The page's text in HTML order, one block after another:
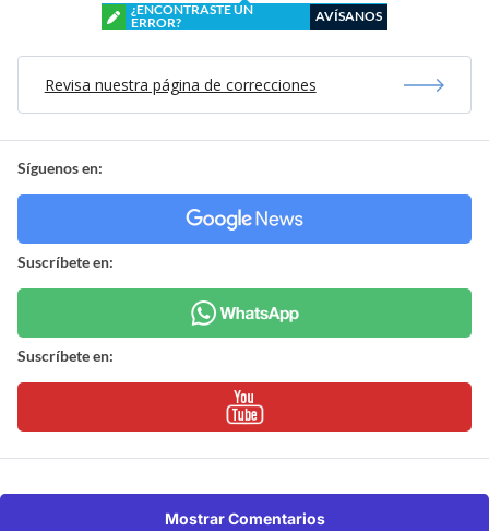
¿ENCONTRASTE UN
ERROR?
AVÍSANOS
Revisa nuestra página de correcciones
Síguenos en:
Suscríbete en:
Suscríbete en:
Mostrar Comentarios